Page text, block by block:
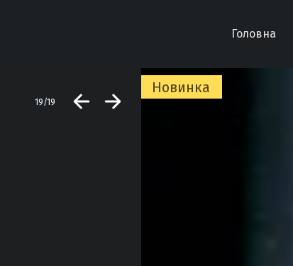
Головна
19/19
Новинка